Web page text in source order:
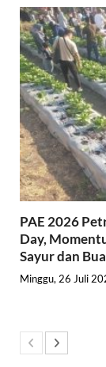
PAE 2026
Day,
Sayur dan
Minggu, 26 Juli